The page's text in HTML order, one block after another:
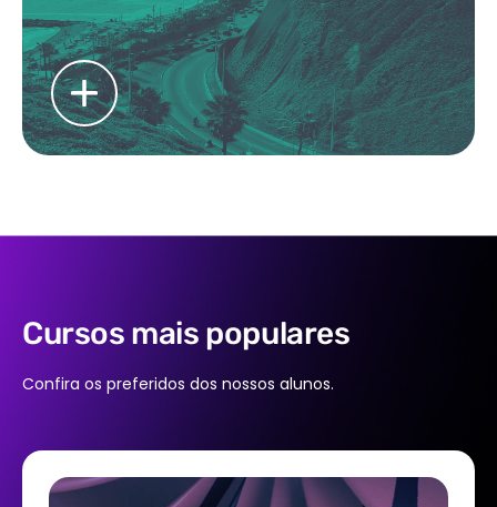
Cursos mais populares
Confira os preferidos dos nossos alunos.